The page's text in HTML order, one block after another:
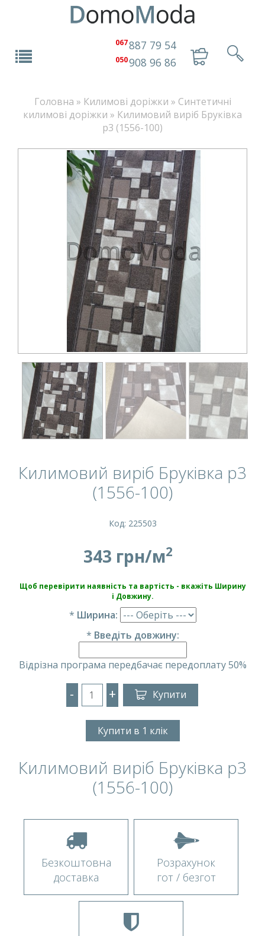
067887 79 54
050908 96 86
Головна » Килимовi дорiжки » Синтетичні
килимові доріжки » Килимовий виріб Бруківка
p3 (1556-100)
Килимовий виріб Бруківка p3
(1556-100)
Код: 225503
343 грн/м2
Щоб перевірити наявність та вартість - вкажіть Ширину
і Довжину.
* Ширина:
* Введіть довжину:
Відрізна програма передбачає передоплату 50%
- + Купити
Купити в 1 клік
Килимовий виріб Бруківка p3
(1556-100)
Безкоштовна
доставка
Розрахунок
гот / безгот